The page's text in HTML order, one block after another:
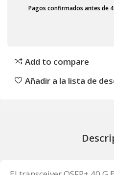
Pagos confirmados antes de
Add to compare
Añadir a la lista de